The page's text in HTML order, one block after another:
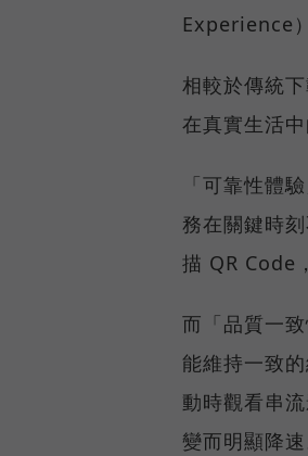
Experience
相較於傳統
在真實生活
「可靠性體
務在關鍵時
描 QR Code
而「品質一
能維持一致
動時觀看串
變而明顯降速